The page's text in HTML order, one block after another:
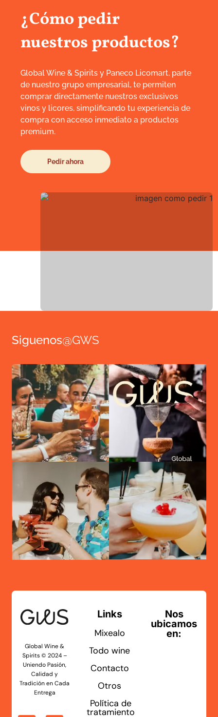
¿Cómo pedir
nuestros productos?
Global Wine & Spirits y Paneco Licomart, parte
de nuestro grupo empresarial, te permiten
comprar directamente nuestros exclusivos
vinos y licores, simplificando tu experiencia de
compra con acceso inmediato a productos
premium.
Pedir ahora
Siguenos@GWS
Global Wine &
Spirits © 2024 –
Uniendo Pasión,
Calidad y
Tradición en Cada
Entrega
Links
Mixealo
Todo wine
Contacto
Otros
Política de
tratamiento
Nos
ubicamos
en: